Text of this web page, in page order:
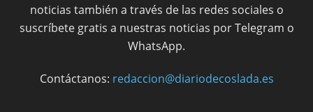
noticias también a través de las redes sociales o
suscríbete gratis a nuestras noticias por Telegram o
WhatsApp.
Contáctanos: redaccion@diariodecoslada.es